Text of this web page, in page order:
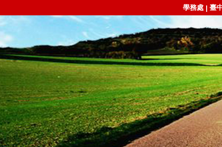
學務處| 臺